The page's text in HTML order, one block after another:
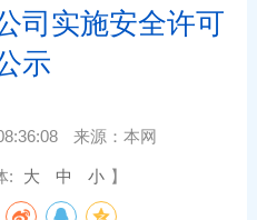
司实施安全许可
示
来源： 本网
: 大 中 小 】